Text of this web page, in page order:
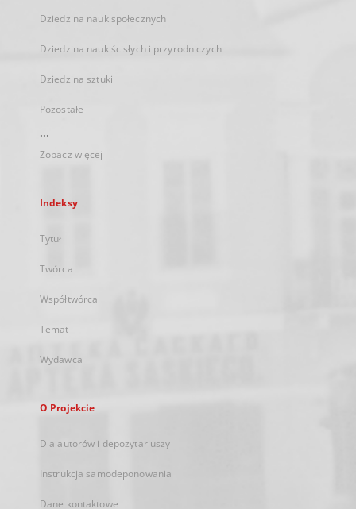
Dziedzina nauk społecznych
Dziedzina nauk ścisłych i przyrodniczych
Dziedzina sztuki
Pozostałe
...
Zobacz więcej
Indeksy
Tytuł
Twórca
Współtwórca
Temat
Wydawca
O Projekcie
Dla autorów i depozytariuszy
Instrukcja samodeponowania
Dane kontaktowe